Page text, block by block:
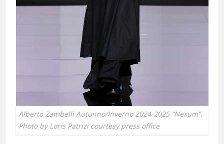
Alberto Zambelli Autunno/Inverno 2024-2025 “Nexum”.
Photo by Loris Patrizi courtesy press office